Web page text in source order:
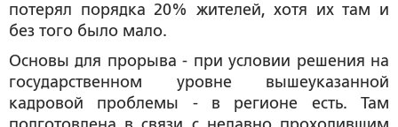
потерял порядка 20% жителей, хотя их там и
без того было мало.
Основы для прорыва - при условии решения на
государственном уровне вышеуказанной
кадровой проблемы - в регионе есть. Там